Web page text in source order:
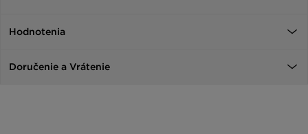
Hodnotenia
Doručenie a Vrátenie